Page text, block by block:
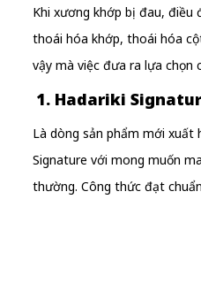
Khi xương khớp bị đau, điều
thoái hóa khớp, thoái hóa
vậy mà việc đưa ra lựa chọn
1. Hadariki
Là dòng sản phẩm mới
Signature với mong muốn
thường. Công thức đạt